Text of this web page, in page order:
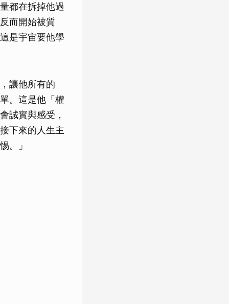
都在拆掉他過
而開始被質
是宇宙要他學
讓他所有的
。這是他「權
誠實與感受，
下來的人生主
。」